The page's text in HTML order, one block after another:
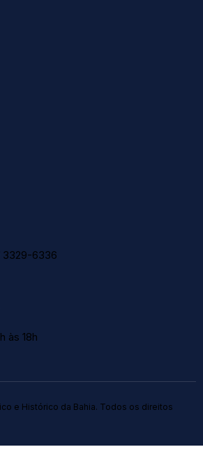
3329-6336
às 18h
e Histórico da Bahia. Todos os direitos